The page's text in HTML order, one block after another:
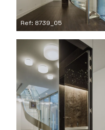
Ref: 8739_05